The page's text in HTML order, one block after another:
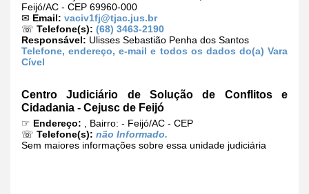
Feijó/AC - CEP 69960-000
✉ Email: vaciv1fj@tjac.jus.br
☏ Telefone(s): (68) 3463-2190
Responsável: Ulisses Sebastião Penha dos Santos
Telefone, endereço, e-mail e todos os dados do(a) Vara
Cível
Centro Judiciário de Solução de Conflitos e
Cidadania - Cejusc de Feijó
☞ Endereço: , Bairro: - Feijó/AC - CEP
☏ Telefone(s): não Informado.
Sem maiores informações sobre essa unidade judiciária